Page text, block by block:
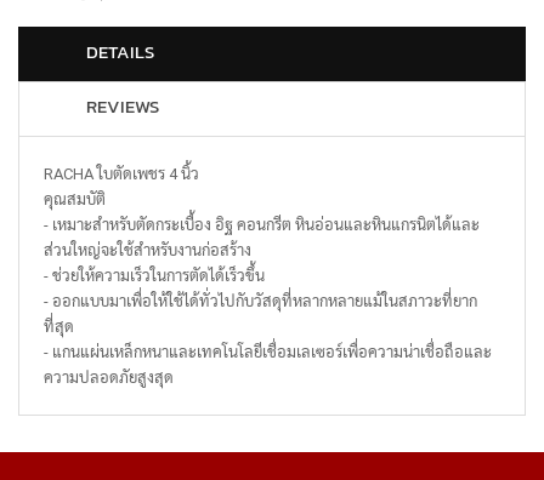
DETAILS
REVIEWS
RACHA ใบตัดเพชร 4 นิ้ว
คุณสมบัติ
- เหมาะสำหรับตัดกระเบื้อง อิฐ คอนกรีต หินอ่อนและหินแกรนิตได้และ
ส่วนใหญ่จะใช้สำหรับงานก่อสร้าง
- ช่วยให้ความเร็วในการตัดได้เร็วขึ้น
- ออกแบบมาเพื่อให้ใช้ได้ทั่วไปกับวัสดุที่หลากหลายแม้ในสภาวะที่ยาก
ที่สุด
- แกนแผ่นเหล็กหนาและเทคโนโลยีเชื่อมเลเซอร์เพื่อความน่าเชื่อถือและ
ความปลอดภัยสูงสุด